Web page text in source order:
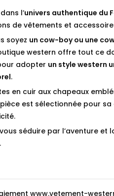
l’univers authentique du
de vêtements et
soyez un cow-boy ou une
western offre tout ce
adopter un style western
.
en cuir aux chapeaux
est sélectionnée pour
séduire par l’aventure et